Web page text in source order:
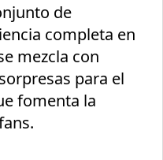
de
completa en
mezcla con
para el
fomenta la